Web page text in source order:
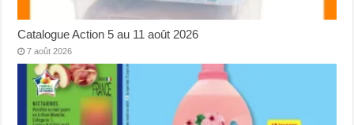
Catalogue Action 5 au 11 août 2026
7 août 2026